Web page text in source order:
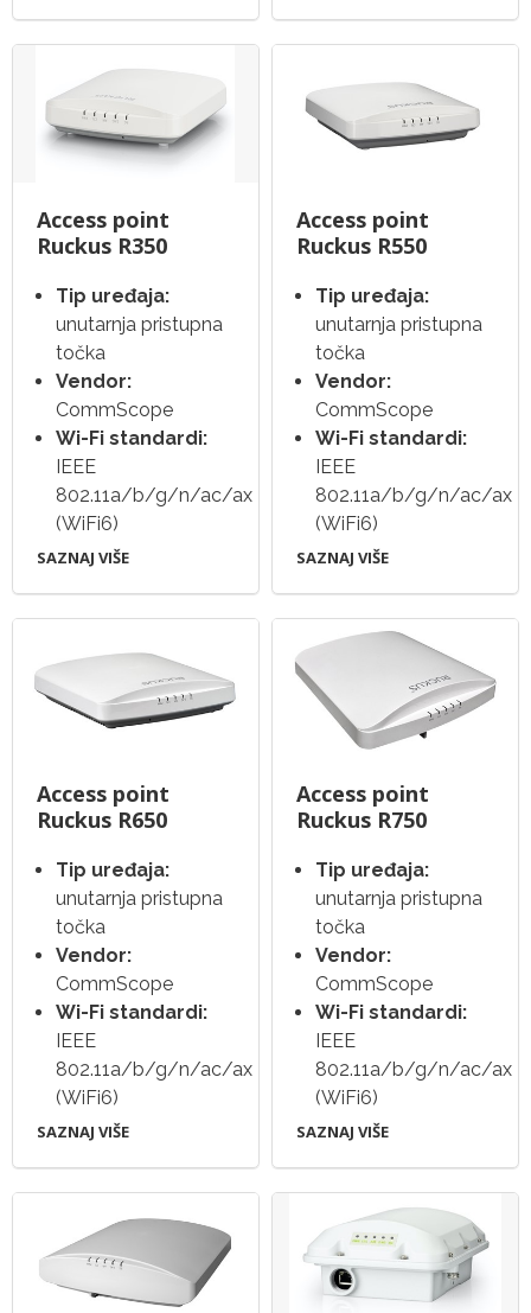
Access point
Ruckus R350
Tip uređaja:
unutarnja pristupna
točka
Vendor:
CommScope
Wi-Fi standardi:
IEEE
802.11a/b/g/n/ac/ax
(WiFi6)
SAZNAJ VIŠE
Access point
Ruckus R550
Tip uređaja:
unutarnja pristupna
točka
Vendor:
CommScope
Wi-Fi standardi:
IEEE
802.11a/b/g/n/ac/ax
(WiFi6)
SAZNAJ VIŠE
Access point
Ruckus R650
Tip uređaja:
unutarnja pristupna
točka
Vendor:
CommScope
Wi-Fi standardi:
IEEE
802.11a/b/g/n/ac/ax
(WiFi6)
SAZNAJ VIŠE
Access point
Ruckus R750
Tip uređaja:
unutarnja pristupna
točka
Vendor:
CommScope
Wi-Fi standardi:
IEEE
802.11a/b/g/n/ac/ax
(WiFi6)
SAZNAJ VIŠE